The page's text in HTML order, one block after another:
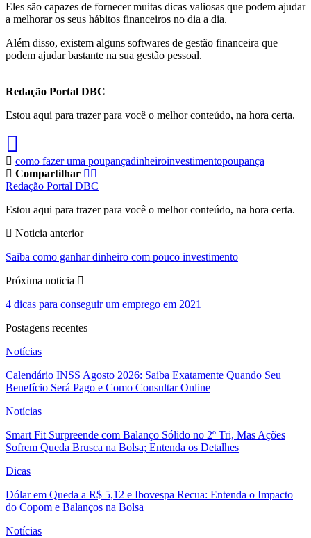
Eles são capazes de fornecer muitas dicas valiosas que podem ajudar
a melhorar os seus hábitos financeiros no dia a dia.
Além disso, existem alguns softwares de gestão financeira que
podem ajudar bastante na sua gestão pessoal.
Redação Portal DBC
Estou aqui para trazer para você o melhor conteúdo, na hora certa.
como fazer uma poupançadinheiroinvestimentopoupança
Compartilhar
Redação Portal DBC
Estou aqui para trazer para você o melhor conteúdo, na hora certa.
Noticia anterior
Saiba como ganhar dinheiro com pouco investimento
Próxima noticia
4 dicas para conseguir um emprego em 2021
Postagens recentes
Notícias
Calendário INSS Agosto 2026: Saiba Exatamente Quando Seu
Benefício Será Pago e Como Consultar Online
Notícias
Smart Fit Surpreende com Balanço Sólido no 2º Tri, Mas Ações
Sofrem Queda Brusca na Bolsa; Entenda os Detalhes
Dicas
Dólar em Queda a R$ 5,12 e Ibovespa Recua: Entenda o Impacto
do Copom e Balanços na Bolsa
Notícias